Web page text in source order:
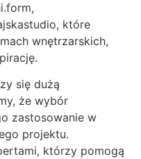
które
wnętrzarskich,
się dużą
że wybór
zastosowanie w
projektu.
którzy pomogą